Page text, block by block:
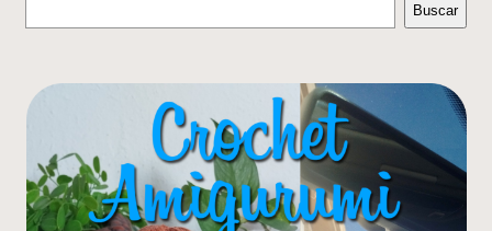
Buscar